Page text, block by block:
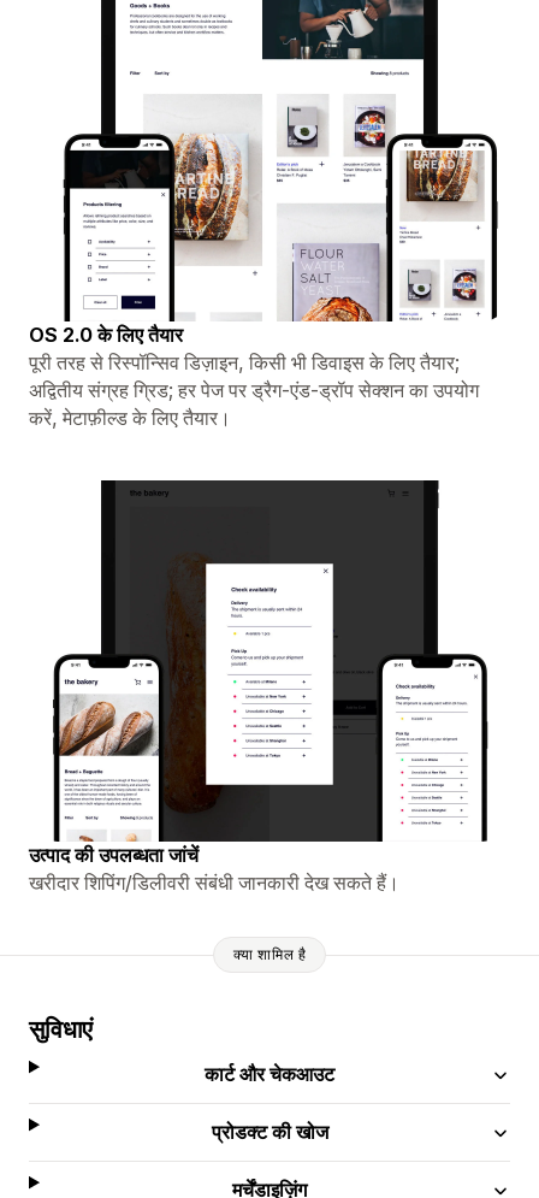
OS 2.0 के लिए तैयार
पूरी तरह से रिस्पॉन्सिव डिज़ाइन, किसी भी डिवाइस के लिए तैयार;
अद्वितीय संग्रह ग्रिड; हर पेज पर ड्रैग-एंड-ड्रॉप सेक्शन का उपयोग
करें, मेटाफ़ील्ड के लिए तैयार।
उत्पाद की उपलब्धता जांचें
खरीदार शिपिंग/डिलीवरी संबंधी जानकारी देख सकते हैं।
क्या शामिल है
सुविधाएं
कार्ट और चेकआउट
प्रोडक्ट की खोज
मर्चेंडाइज़िंग